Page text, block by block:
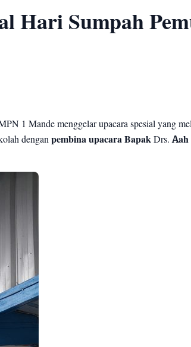
Hari Sumpah
1 Mande menggelar upacara spesial yang
dengan pembina upacara Bapak Drs.Aah